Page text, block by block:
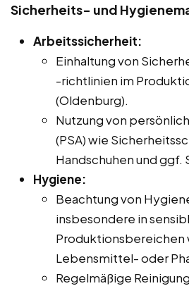
Sicherheits- und
Arbeitssicherheit:
Einhaltung von
-richtlinien im
(Oldenburg).
Nutzung von
(PSA) wie
Handschuhen und ggf.
Hygiene:
Beachtung von
insbesondere in
Produktionsbereichen
Lebensmittel- oder
Regelmäßige